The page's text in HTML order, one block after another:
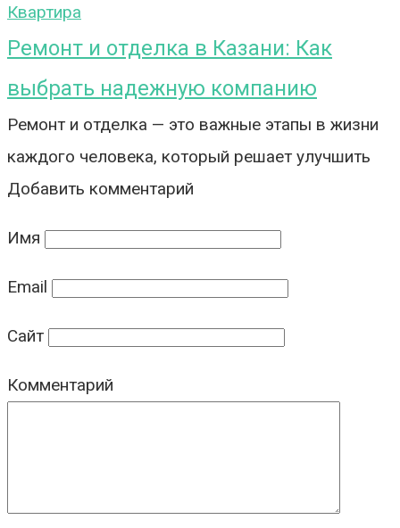
Квартира
Ремонт и отделка в Казани: Как
выбрать надежную компанию
Ремонт и отделка — это важные этапы в жизни
каждого человека, который решает улучшить
Добавить комментарий
Имя
Email
Сайт
Комментарий